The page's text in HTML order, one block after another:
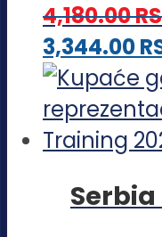
4,180.00
3,344.00